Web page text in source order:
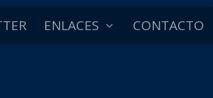
ENLACES CONTACTO